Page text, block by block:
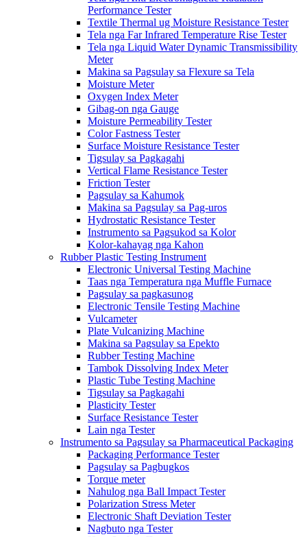
Performance Tester
Textile Thermal ug Moisture Resistance Tester
Tela nga Far Infrared Temperature Rise Tester
Tela nga Liquid Water Dynamic Transmissibility
Meter
Makina sa Pagsulay sa Flexure sa Tela
Moisture Meter
Oxygen Index Meter
Gibag-on nga Gauge
Moisture Permeability Tester
Color Fastness Tester
Surface Moisture Resistance Tester
Tigsulay sa Pagkagahi
Vertical Flame Resistance Tester
Friction Tester
Pagsulay sa Kahumok
Makina sa Pagsulay sa Pag-uros
Hydrostatic Resistance Tester
Instrumento sa Pagsukod sa Kolor
Kolor-kahayag nga Kahon
Rubber Plastic Testing Instrument
Electronic Universal Testing Machine
Taas nga Temperatura nga Muffle Furnace
Pagsulay sa pagkasunog
Electronic Tensile Testing Machine
Vulcameter
Plate Vulcanizing Machine
Makina sa Pagsulay sa Epekto
Rubber Testing Machine
Tambok Dissolving Index Meter
Plastic Tube Testing Machine
Tigsulay sa Pagkagahi
Plasticity Tester
Surface Resistance Tester
Lain nga Tester
Instrumento sa Pagsulay sa Pharmaceutical Packaging
Packaging Performance Tester
Pagsulay sa Pagbugkos
Torque meter
Nahulog nga Ball Impact Tester
Polarization Stress Meter
Electronic Shaft Deviation Tester
Nagbuto nga Tester